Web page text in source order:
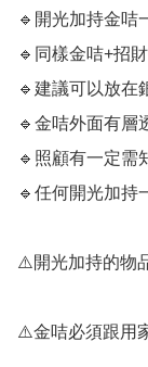
🔹️開光加持金咭
🔹️同樣金咭+招
🔹️建議可以放在
🔹️金咭外面有層
🔹️照顧有一定需
🔹️任何開光加持
⚠️開光加持的物
⚠️金咭必須跟用